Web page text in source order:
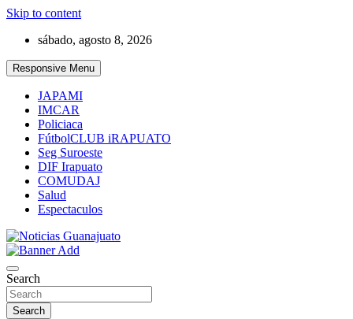
Skip to content
sábado, agosto 8, 2026
Responsive Menu
JAPAMI
IMCAR
Policiaca
FútbolCLUB iRAPUATO
Seg Suroeste
DIF Irapuato
COMUDAJ
Salud
Espectaculos
Noticias Guanajuato
Search
Search